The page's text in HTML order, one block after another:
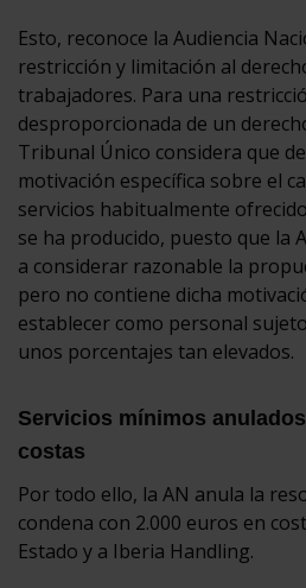
Esto, reconoce la Audiencia
restricción y limitación al
trabajadores. Para una
desproporcionada de un
Tribunal Único considera que
motivación específica sobre el
servicios habitualmente
se ha producido, puesto que la
a considerar razonable la
pero no contiene dicha
establecer como personal
unos porcentajes tan elevados.
Servicios mínimos
costas
Por todo ello, la AN anula la
condena con 2.000 euros en
Estado y a Iberia Handling.